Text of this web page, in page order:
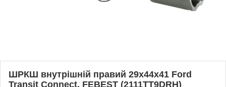
ШРКШ внутрішній правий 29x44x41 Ford
Transit Connect, FEBEST (2111TT9DRH)